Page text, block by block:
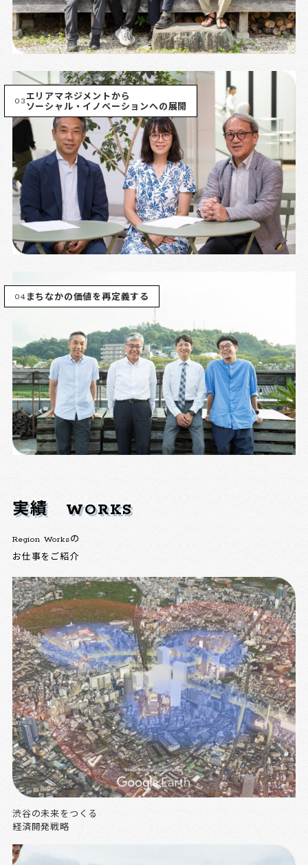
03エリアマネジメントから
ソーシャル・イノベーションへの展開
04 まちなかの価値を再定義する
実績 WORKS
Region Worksの
お仕事をご紹介
渋谷の未来をつくる
経済開発戦略